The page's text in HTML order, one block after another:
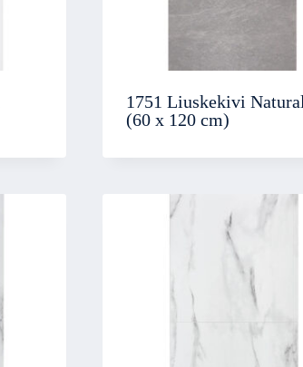
1751 Liuskekivi Natural
(60 x 120 cm)